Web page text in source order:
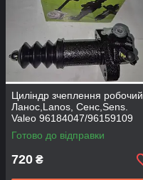
Циліндр зчеплення робочий
Ланос,Lanos, Сенс,Sens.
Valeo 96184047/96159109
Готово до відправки
720 ₴